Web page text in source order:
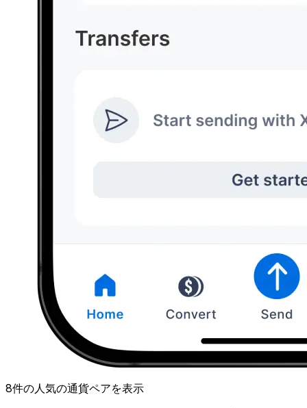
8件の人気の通貨ペアを表示